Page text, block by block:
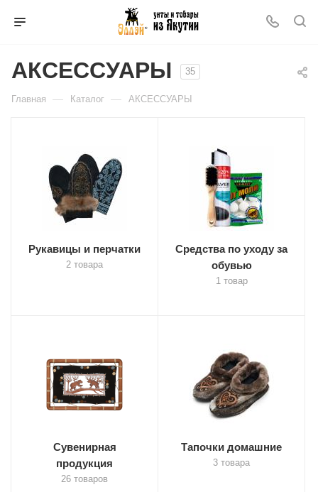
АКСЕССУАРЫ 35
Главная — Каталог — АКСЕССУАРЫ
Рукавицы и перчатки
2 товара
Средства по уходу за
обувью
1 товар
Сувенирная
продукция
26 товаров
Тапочки домашние
3 товара